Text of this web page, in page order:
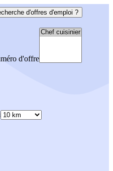
d'offres d'emploi ?
d'offre